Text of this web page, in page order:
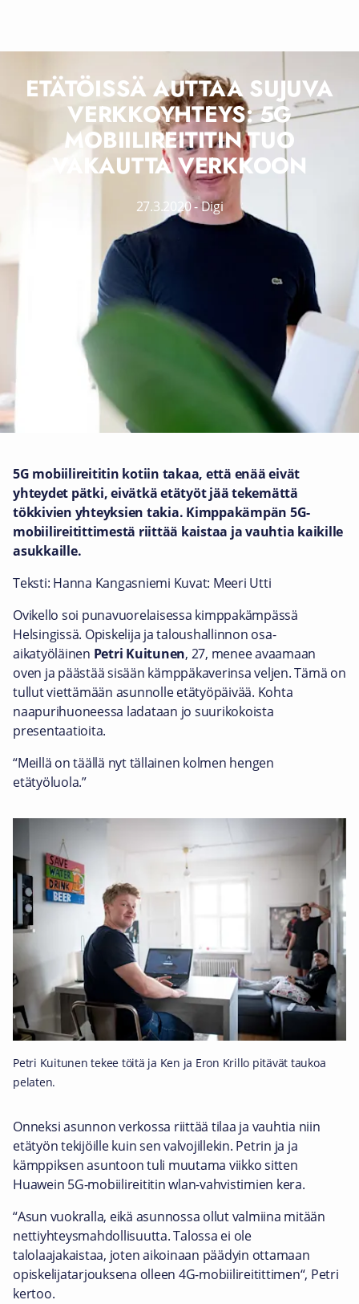
ETÄTÖISSÄ AUTTAA SUJUVA
VERKKOYHTEYS: 5G
MOBIILIREITITIN TUO
VAKAUTTA VERKKOON
27.3.2020-Digi
5G mobiilireititin kotiin takaa, että enää eivät
yhteydet pätki, eivätkä etätyöt jää tekemättä
tökkivien yhteyksien takia. Kimppakämpän 5G-
mobiilireitittimestä riittää kaistaa ja vauhtia kaikille
asukkaille.
Teksti: Hanna Kangasniemi Kuvat: Meeri Utti
Ovikello soi punavuorelaisessa kimppakämpässä
Helsingissä. Opiskelija ja taloushallinnon osa-
aikatyöläinen Petri Kuitunen, 27, menee avaamaan
oven ja päästää sisään kämppäkaverinsa veljen. Tämä on
tullut viettämään asunnolle etätyöpäivää. Kohta
naapurihuoneessa ladataan jo suurikokoista
presentaatioita.
“Meillä on täällä nyt tällainen kolmen hengen
etätyöluola.”
Petri Kuitunen tekee töitä ja Ken ja Eron Krillo pitävät taukoa
pelaten.
Onneksi asunnon verkossa riittää tilaa ja vauhtia niin
etätyön tekijöille kuin sen valvojillekin. Petrin ja ja
kämppiksen asuntoon tuli muutama viikko sitten
Huawein 5G-mobiilireititin wlan-vahvistimien kera.
“Asun vuokralla, eikä asunnossa ollut valmiina mitään
nettiyhteysmahdollisuutta. Talossa ei ole
talolaajakaistaa, joten aikoinaan päädyin ottamaan
opiskelijatarjouksena olleen 4G-mobiilireitittimen“, Petri
kertoo.